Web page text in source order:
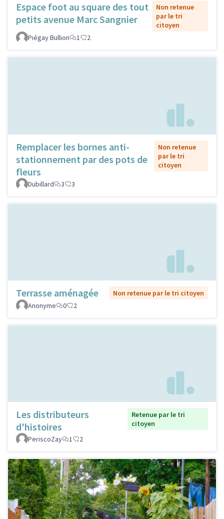
Espace foot au square des tout
petits avenue Marc Sangnier
Non retenue
par le tri
citoyen
Piégay Bullion
1 2
Remplacer les bornes anti-
stationnement par des pots de
fleurs
Non retenue
par le tri
citoyen
Dubillard 3 3
Terrasse aménagée
Non retenue par le tri citoyen
Anonyme
0 2
Les distributeurs
d'histoires
Retenue par le tri
citoyen
PeriscoZay
1 2